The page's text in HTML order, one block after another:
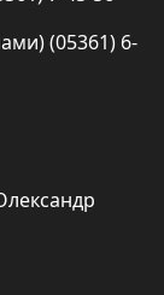
(05361) 6-